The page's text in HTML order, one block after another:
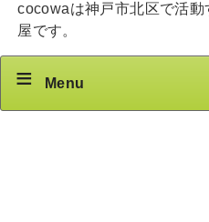
cocowaは神戸市北区で活
屋です。
Menu